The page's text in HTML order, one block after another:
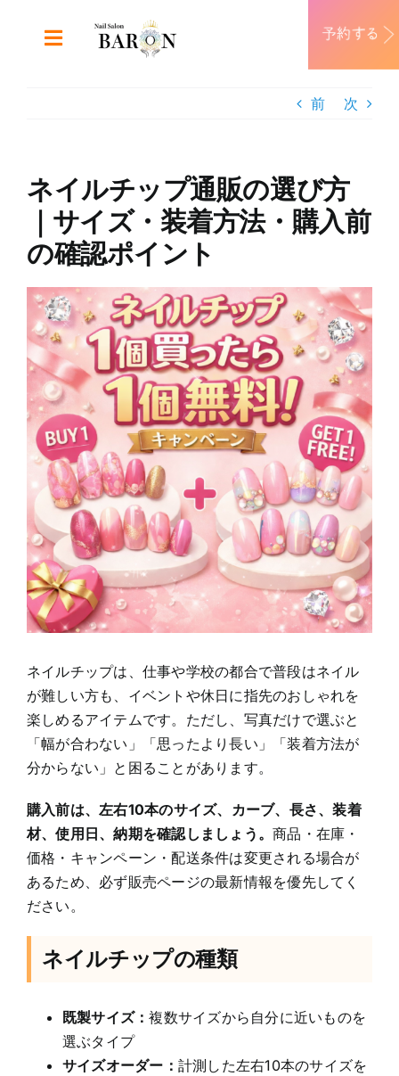
Toggle
MENU
RECRUIT
CONTACT
前 次
ネイルチップ通販の選び方
｜サイズ・装着方法・購入前
の確認ポイント
View
Larger
Image
ネイルチップは、仕事や学校の都合で普段はネイル
が難しい方も、イベントや休日に指先のおしゃれを
楽しめるアイテムです。ただし、写真だけで選ぶと
「幅が合わない」「思ったより長い」「装着方法が
分からない」と困ることがあります。
購入前は、左右10本のサイズ、カーブ、長さ、装着
材、使用日、納期を確認しましょう。商品・在庫・
価格・キャンペーン・配送条件は変更される場合が
あるため、必ず販売ページの最新情報を優先してく
ださい。
ネイルチップの種類
既製サイズ：複数サイズから自分に近いものを
選ぶタイプ
サイズオーダー： 計測した左右10本のサイズを